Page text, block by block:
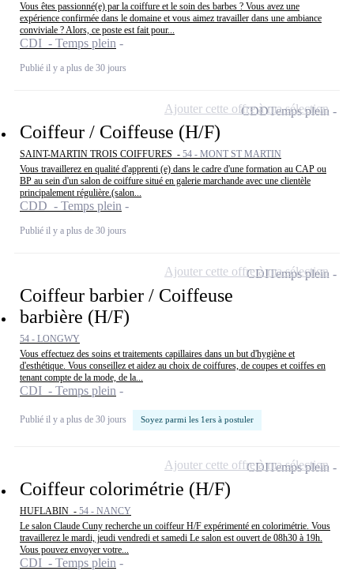
Vous êtes passionné(e) par la coiffure et le soin des barbes ? Vous avez une
expérience confirmée dans le domaine et vous aimez travailler dans une ambiance
conviviale ? Alors, ce poste est fait pour...
CDI - Temps plein
Publié il y a plus de 30 jours
Coiffeur / Coiffeuse (H/F)
SAINT-MARTIN TROIS COIFFURES - 54 - MONT ST MARTIN
Vous travaillerez en qualité d'apprenti (e) dans le cadre d'une formation au CAP ou
BP au sein d'un salon de coiffure situé en galerie marchande avec une clientèle
principalement régulière.(salon...
CDD - Temps plein
Publié il y a plus de 30 jours
CDDTemps plein
Ajouter cette offre à ma sélection
Coiffeur barbier / Coiffeuse
barbière (H/F)
54 - LONGWY
Vous effectuez des soins et traitements capillaires dans un but d'hygiène et
d'esthétique. Vous conseillez et aidez au choix de coiffures, de coupes et coiffes en
tenant compte de la mode, de la...
CDI - Temps plein
Publié il y a plus de 30 jours Soyez parmi les 1ers à postuler
CDITemps plein
Ajouter cette offre à ma sélection
Coiffeur colorimétrie (H/F)
HUFLABIN - 54 - NANCY
Le salon Claude Cuny recherche un coiffeur H/F expérimenté en colorimétrie. Vous
travaillerez le mardi, jeudi vendredi et samedi Le salon est ouvert de 08h30 à 19h.
Vous pouvez envoyer votre...
CDI - Temps plein
CDITemps plein
Ajouter cette offre à ma sélection